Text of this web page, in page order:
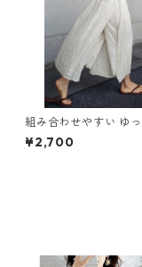
組み合わせやすい ゆったり キ
ュロットスカート パン
63
¥2,700